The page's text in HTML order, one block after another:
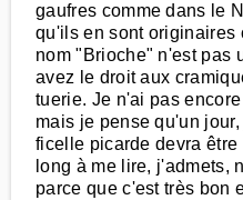
gaufres comme dans le
qu'ils en sont originaires
nom "Brioche" n'est pas
avez le droit aux
tuerie. Je n'ai pas
mais je pense qu'un
ficelle picarde devra
long à me lire, j'admets,
parce que c'est très bon